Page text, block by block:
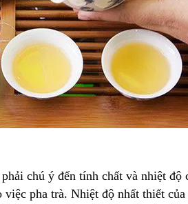
chú ý đến tính chất và nhiệt
pha trà. Nhiệt độ nhất thiết